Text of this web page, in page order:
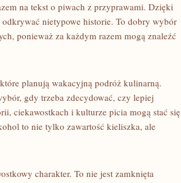
na tekst o piwach z przyprawami. Dzięki
nietypowe historie. To dobry wybór
ponieważ za każdym razem mogą znaleźć
planują wakacyjną podróż kulinarną.
gdy trzeba zdecydować, czy lepiej
ciekawostkach i kulturze picia mogą stać się
to nie tylko zawartość kieliszka, ale
charakter. To nie jest zamknięta